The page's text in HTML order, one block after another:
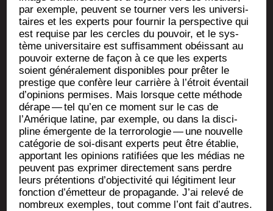
par exemple, peuvent se tour­ner vers les uni­ver­si­
taires et les experts pour four­nir la pers­pec­tive qui
est requise par les cercles du pou­voir, et le sys­
tème uni­ver­si­taire est suf­fi­sam­ment obéis­sant au
pou­voir externe de façon à ce que les experts
soient géné­ra­le­ment dis­po­nibles pour prê­ter le
pres­tige que confère leur car­rière à l’étroit éven­tail
d’opinions per­mises. Mais lorsque cette méthode
dérape — tel qu’en ce moment sur le cas de
l’Amérique latine, par exemple, ou dans la dis­ci­
pline émer­gente de la ter­ro­ro­lo­gie — une nou­velle
caté­go­rie de soi-disant experts peut être éta­blie,
appor­tant les opi­nions rati­fiées que les médias ne
peuvent pas expri­mer direc­te­ment sans perdre
leurs pré­ten­tions d’objectivité qui légi­ti­ment leur
fonc­tion d’émetteur de pro­pa­gande. J’ai rele­vé de
nom­breux exemples, tout comme l’ont fait d’autres.